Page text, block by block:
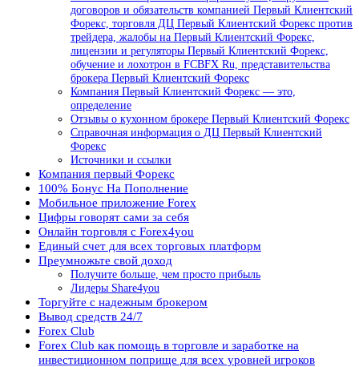
договоров и обязательств компанией Первый Клиентский
Форекс, торговля ДЦ Первый Клиентский Форекс против
трейдера, жалобы на Первый Клиентский Форекс,
лицензии и регуляторы Первый Клиентский Форекс,
обучение и лохотрон в FCBFX Ru, представительства
брокера Первый Клиентский Форекс
Компания Первый Клиентский Форекс — это,
определение
Отзывы о кухонном брокере Первый Клиентский Форекс
Справочная информация о ДЦ Первый Клиентский
Форекс
Источники и ссылки
Компания первый Форекс
100% Бонус На Пополнение
Мобильное приложение Forex
Цифры говорят сами за себя
Онлайн торговля с Forex4you
Единый счет для всех торговых платформ
Преумножьте свой доход
Получите больше, чем просто прибыль
Лидеры Share4you
Торгуйте с надежным брокером
Вывод средств 24/7
Forex Club
Forex Club как помощь в торговле и заработке на
инвестиционном поприще для всех уровней игроков